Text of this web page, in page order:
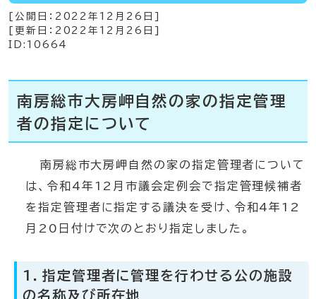
[公開日： 2022年12月26日
[更新日： 2022年12月26日
ID:10664
南房総市大房岬自然の家の指定管理
者の指定について
南房総市大房岬自然の家の指定管理者について
は、令和4年12月市議会定例会で指定管理候補者
を指定管理者に指定する議決を受け、令和4年12
月20日付けで次のとおり指定しました。
1．指定管理者に管理を行わせる公の施設
の名称及び所在地